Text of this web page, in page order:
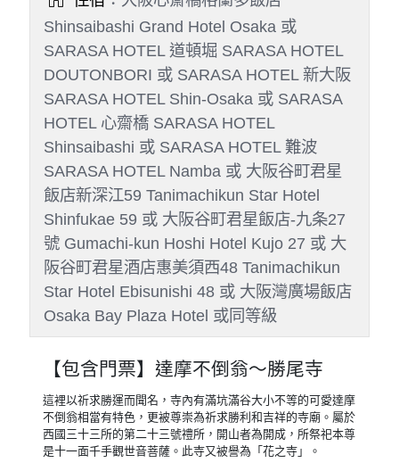
Shinsaibashi Grand Hotel Osaka 或
SARASA HOTEL 道頓堀 SARASA HOTEL
DOUTONBORI 或 SARASA HOTEL 新大阪
SARASA HOTEL Shin-Osaka 或 SARASA
HOTEL 心齋橋 SARASA HOTEL
Shinsaibashi 或 SARASA HOTEL 難波
SARASA HOTEL Namba 或 大阪谷町君星
飯店新深江59 Tanimachikun Star Hotel
Shinfukae 59 或 大阪谷町君星飯店-九条27
號 Gumachi-kun Hoshi Hotel Kujo 27 或 大
阪谷町君星酒店惠美須西48 Tanimachikun
Star Hotel Ebisunishi 48 或 大阪灣廣場飯店
Osaka Bay Plaza Hotel 或同等級
【包含門票】達摩不倒翁～勝尾寺
這裡以祈求勝運而聞名，寺內有滿坑滿谷大小不等的可愛達摩
不倒翁相當有特色，更被尊崇為祈求勝利和吉祥的寺廟。屬於
西國三十三所的第二十三號禮所，開山者為開成，所祭祀本尊
是十一面千手觀世音菩薩。此寺又被譽為「花之寺」。